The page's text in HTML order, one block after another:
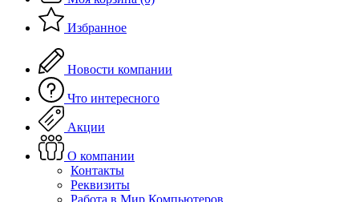
Избранное
Новости компании
Что интересного
Акции
О компании
Контакты
Реквизиты
Работа в Мир Компьютеров